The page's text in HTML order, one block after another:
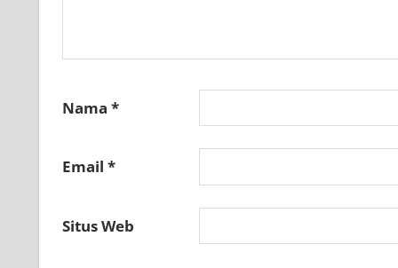
Nama *
Email *
Situs Web